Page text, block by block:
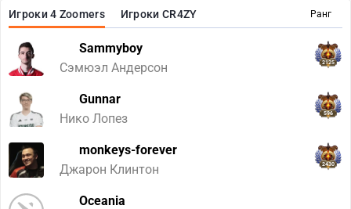
Ранг
Игроки 4 Zoomers Игроки CR4ZY
Sammyboy
Сэмюэл Андерсон
2125
Gunnar
Нико Лопез
596
monkeys-forever
Джарон Клинтон
2430
Oceania